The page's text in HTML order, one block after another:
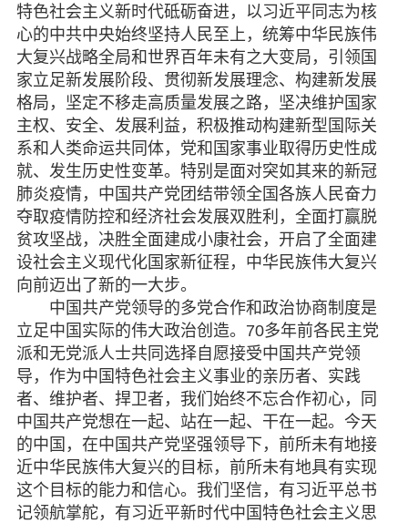
特色社会主义新时代砥砺奋进，以习近平同志为核
心的中共中央始终坚持人民至上，统筹中华民族伟
大复兴战略全局和世界百年未有之大变局，引领国
家立足新发展阶段、贯彻新发展理念、构建新发展
格局，坚定不移走高质量发展之路，坚决维护国家
主权、安全、发展利益，积极推动构建新型国际关
系和人类命运共同体，党和国家事业取得历史性成
就、发生历史性变革。特别是面对突如其来的新冠
肺炎疫情，中国共产党团结带领全国各族人民奋力
夺取疫情防控和经济社会发展双胜利，全面打赢脱
贫攻坚战，决胜全面建成小康社会，开启了全面建
设社会主义现代化国家新征程，中华民族伟大复兴
向前迈出了新的一大步。
中国共产党领导的多党合作和政治协商制度是
立足中国实际的伟大政治创造。70多年前各民主党
派和无党派人士共同选择自愿接受中国共产党领
导，作为中国特色社会主义事业的亲历者、实践
者、维护者、捍卫者，我们始终不忘合作初心，同
中国共产党想在一起、站在一起、干在一起。今天
的中国，在中国共产党坚强领导下，前所未有地接
近中华民族伟大复兴的目标，前所未有地具有实现
这个目标的能力和信心。我们坚信，有习近平总书
记领航掌舵，有习近平新时代中国特色社会主义思